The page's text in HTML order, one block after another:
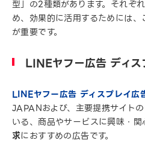
型」の2種類があります。それぞ
め、効果的に活用するためには
が重要です。
LINEヤフー広告 ディス
LINEヤフー広告 ディスプレイ広
JAPANおよび、主要提携サイト
いる、商品やサービスに興味・関
求におすすめの広告です。